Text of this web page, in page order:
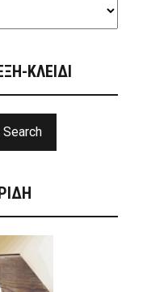
ΚΛΕΙΔΙ
Search